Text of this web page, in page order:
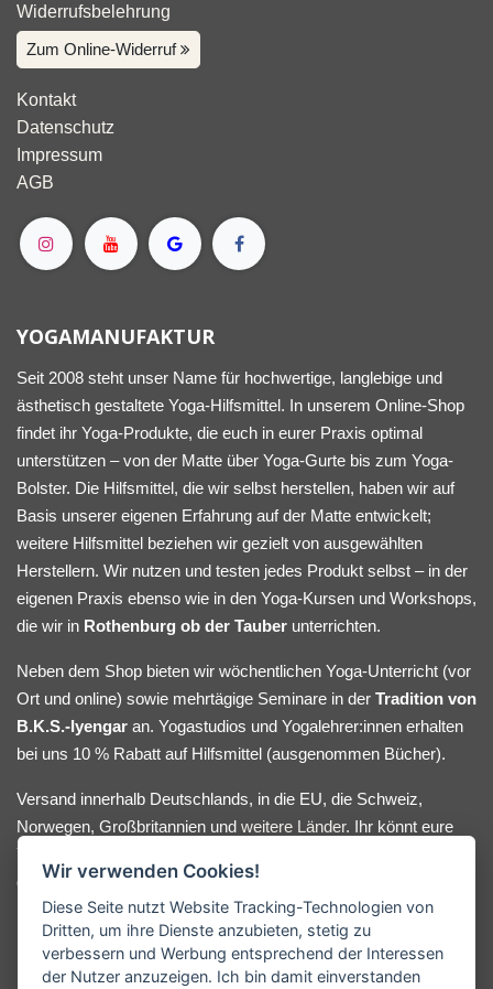
Widerrufsbelehrung
Zum Online-Widerruf
Kontakt
Datenschutz
Impressum
AGB
YOGAMANUFAKTUR
Seit 2008 steht unser Name für hochwertige, langlebige und
ästhetisch gestaltete Yoga-Hilfsmittel. In unserem Online-Shop
findet ihr Yoga-Produkte, die euch in eurer Praxis optimal
unterstützen – von der Matte über Yoga-Gurte bis zum Yoga-
Bolster. Die Hilfsmittel, die wir selbst herstellen, haben wir auf
Basis unserer eigenen Erfahrung auf der Matte entwickelt;
weitere Hilfsmittel beziehen wir gezielt von ausgewählten
Herstellern. Wir nutzen und testen jedes Produkt selbst – in der
eigenen Praxis ebenso wie in den Yoga-Kursen und Workshops,
die wir in Rothenburg ob der Tauber unterrichten.
Neben dem Shop bieten wir wöchentlichen Yoga-Unterricht (vor
Ort und online) sowie mehrtägige Seminare in der Tradition von
B.K.S.-Iyengar an. Yogastudios und Yogalehrer:innen erhalten
bei uns 10 % Rabatt auf Hilfsmittel (ausgenommen Bücher).
Versand innerhalb Deutschlands, in die EU, die Schweiz,
Norwegen, Großbritannien und weitere Länder. Ihr könnt eure
Yoga-Hilfsmittel bequem online bestellen oder nach Absprache
direkt bei uns im Lager abholen. Bei Fragen oder
Beratungswunsch meldet euch gerne.
Wir verwenden Cookies!
Diese Seite nutzt Website Tracking-Technologien von
Dritten, um ihre Dienste anzubieten, stetig zu
verbessern und Werbung entsprechend der Interessen
der Nutzer anzuzeigen. Ich bin damit einverstanden